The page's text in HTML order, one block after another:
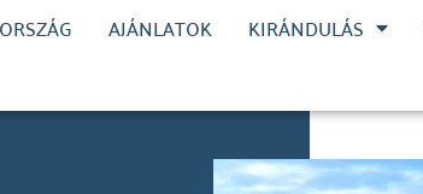
AJÁNLATOK KIRÁNDULÁS